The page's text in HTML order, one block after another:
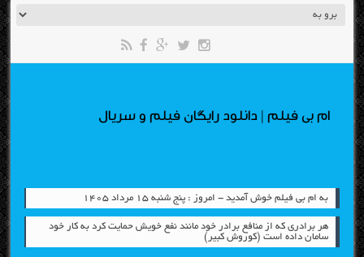
ام بی فیلم | دانلود رایگان فیلم و سریال
به ام بی فیلم خوش آمدید - امروز : پنج شنبه ۱۵ مرداد ۱۴۰۵
هر برادری که از منافع برادر خود مانند نفع خویش حمایت کرد به کار خود
سامان داده است (کوروش کبیر)